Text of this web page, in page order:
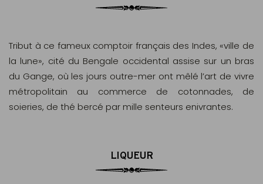
Tribut à ce fameux comptoir français des Indes, «ville de
la lune», cité du Bengale occidental assise sur un bras
du Gange, où les jours outre-mer ont mêlé l’art de vivre
métropolitain au commerce de cotonnades, de
soieries, de thé bercé par mille senteurs enivrantes.
LIQUEUR